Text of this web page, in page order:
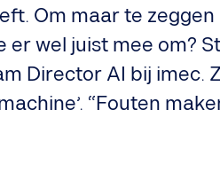
Om maar te
wel juist mee om?
Director AI bij imec.
“Fouten